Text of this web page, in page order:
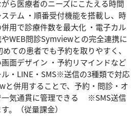
ら医療者のニーズにこたえる時間
テム ・順番受付機能を搭載し、時
用で診療件数を最大化 ・電子カル
WEB問診Symviewとの完全連携に
ての患者でも予約を取りやすく、
面デザイン ・予約リマインドなど
・LINE・SMS※送信の3種類で対応
と併用することで、予約・問診・オ
一気通貫に管理できる ※SMS送信
。（従量課金）